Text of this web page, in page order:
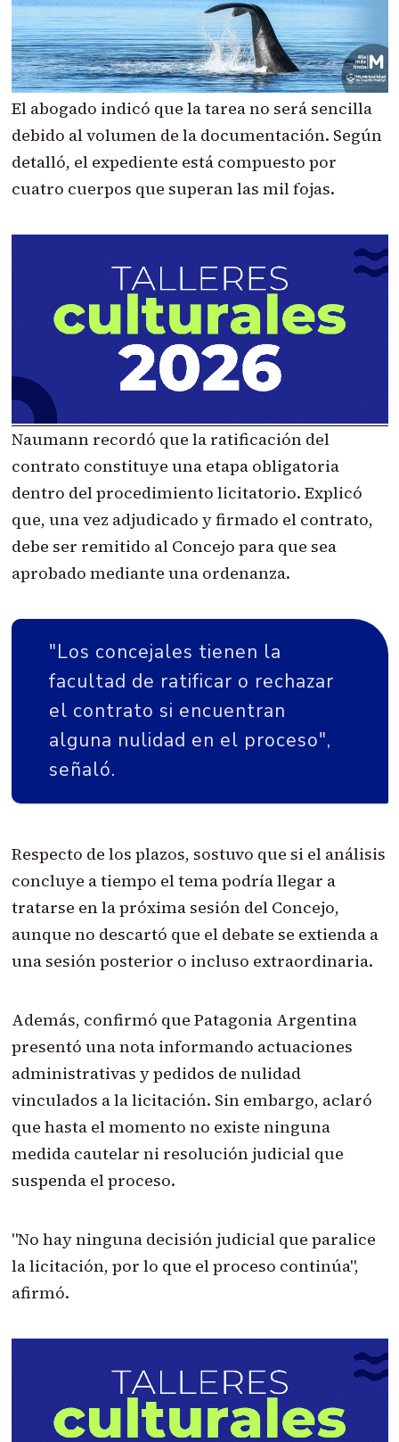
El abogado indicó que la tarea no será sencilla
debido al volumen de la documentación. Según
detalló, el expediente está compuesto por
cuatro cuerpos que superan las mil fojas.
Naumann recordó que la ratificación del
contrato constituye una etapa obligatoria
dentro del procedimiento licitatorio. Explicó
que, una vez adjudicado y firmado el contrato,
debe ser remitido al Concejo para que sea
aprobado mediante una ordenanza.
"Los concejales tienen la
facultad de ratificar o rechazar
el contrato si encuentran
alguna nulidad en el proceso",
señaló.
Respecto de los plazos, sostuvo que si el análisis
concluye a tiempo el tema podría llegar a
tratarse en la próxima sesión del Concejo,
aunque no descartó que el debate se extienda a
una sesión posterior o incluso extraordinaria.
Además, confirmó que Patagonia Argentina
presentó una nota informando actuaciones
administrativas y pedidos de nulidad
vinculados a la licitación. Sin embargo, aclaró
que hasta el momento no existe ninguna
medida cautelar ni resolución judicial que
suspenda el proceso.
"No hay ninguna decisión judicial que paralice
la licitación, por lo que el proceso continúa",
afirmó.